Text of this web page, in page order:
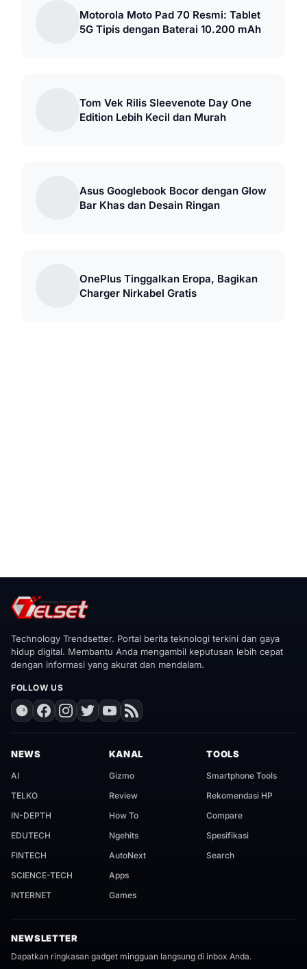
Motorola Moto Pad 70 Resmi: Tablet
5G Tipis dengan Baterai 10.200 mAh
Tom Vek Rilis Sleevenote Day One
Edition Lebih Kecil dan Murah
Asus Googlebook Bocor dengan Glow
Bar Khas dan Desain Ringan
OnePlus Tinggalkan Eropa, Bagikan
Charger Nirkabel Gratis
Technology Trendsetter. Portal berita teknologi terkini dan gaya
hidup digital. Membantu Anda mengambil keputusan lebih cepat
dengan informasi yang akurat dan mendalam.
FOLLOW US
NEWS
AI
TELKO
IN-DEPTH
EDUTECH
FINTECH
SCIENCE-TECH
INTERNET
KANAL
Gizmo
Review
How To
Ngehits
AutoNext
Apps
Games
TOOLS
Smartphone Tools
Rekomendasi HP
Compare
Spesifikasi
Search
NEWSLETTER
Dapatkan ringkasan gadget mingguan langsung di inbox Anda.